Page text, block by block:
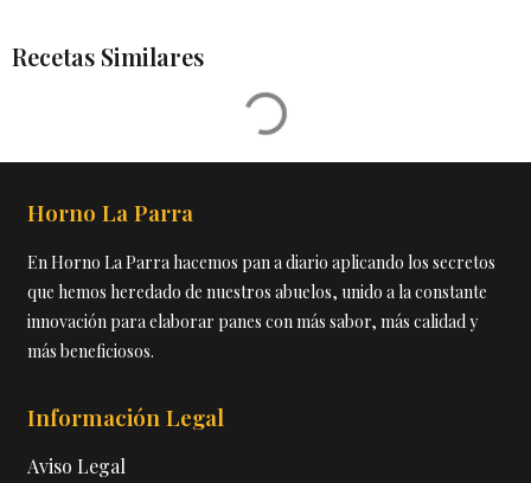
Recetas Similares
Horno La Parra
En Horno La Parra hacemos pan a diario aplicando los secretos
que hemos heredado de nuestros abuelos, unido a la constante
innovación para elaborar panes con más sabor, más calidad y
más beneficiosos.
Información Legal
Aviso Legal